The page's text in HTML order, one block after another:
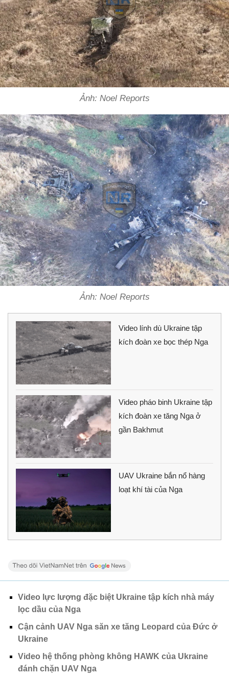
Ảnh: Noel Reports
Ảnh: Noel Reports
Video lính dù Ukraine tập
kích đoàn xe bọc thép Nga
Video pháo binh Ukraine tập
kích đoàn xe tăng Nga ở
gần Bakhmut
UAV Ukraine bắn nổ hàng
loạt khí tài của Nga
Video lực lượng đặc biệt Ukraine tập kích nhà máy
lọc dầu của Nga
Cận cảnh UAV Nga săn xe tăng Leopard của Đức ở
Ukraine
Video hệ thống phòng không HAWK của Ukraine
đánh chặn UAV Nga